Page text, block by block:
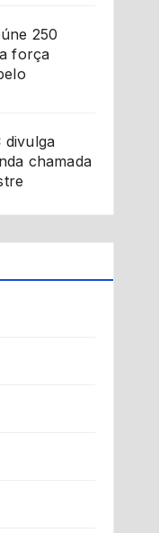
250
força
divulga
chamada